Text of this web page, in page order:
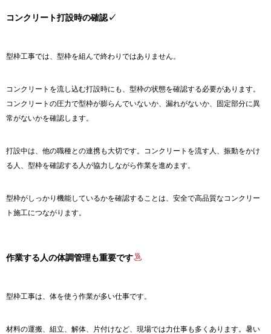
コンクリート打設時の確認✓
型枠工事では、型枠を組んで終わりではありません。
コンクリートを流し込む打設時にも、型枠の状態を確認する必要があります。
コンクリートの圧力で型枠が膨らんでいないか、漏れがないか、固定部分に異
常がないかを確認します。
打設中は、他の職種との連携も大切です。コンクリートを流す人、振動をかけ
る人、型枠を確認する人が協力しながら作業を進めます。
型枠がしっかり機能しているかを確認することは、安全で高品質なコンクリー
ト施工につながります。
作業する人の体調管理も重要です
型枠工事は、体を使う作業が多い仕事です。
材料の運搬、組立、解体、片付けなど、現場では力仕事も多くあります。暑い